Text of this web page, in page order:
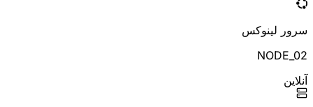
سرور لینوکس
NODE_02
آنلاین